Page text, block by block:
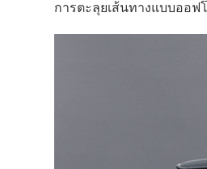
การตะลุยเส้นทางแบบออฟ